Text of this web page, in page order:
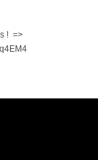
! =>